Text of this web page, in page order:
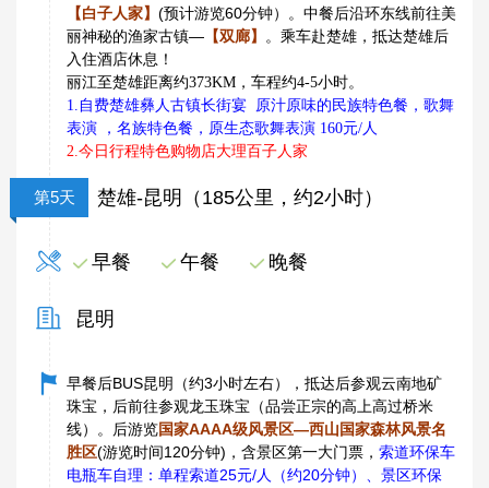
【白子人家】 (预计游览60分钟）。中餐后沿环东线前往美
丽神秘的渔家古镇— 【双廊】
。乘车赴楚雄，抵达楚雄后
入住酒店休息！
丽江至楚雄距离约373KM，车程约4-5小时。
1.自费楚雄彝人古镇长街宴 原汁原味的民族特色餐，歌舞
表演 ，名族特色餐，原生态歌舞表演 160元/人
2.今日行程特色购物店大理百子人家
第5天 楚雄-昆明（185公里，约2小时）
早餐 午餐 晚餐
昆明
早餐后BUS昆明（约3小时左右），抵达后参观云南地矿
珠宝，后前往参观龙玉珠宝（品尝正宗的高上高过桥米
线）。后游览国家AAAA级风景区—西山国家森林风景名
胜区(游览时间120分钟)，含景区第一大门票， 索道环保车
电瓶车自理：单程索道25元/人（约20分钟）、景区环保